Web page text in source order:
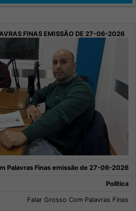
Palavras Finas emissão de 27-06-2026
Política
Falar Grosso Com Palavras Finas